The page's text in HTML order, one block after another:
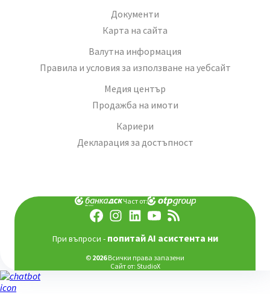
Документи
Карта на сайта
Валутна информация
Правила и условия за използване на уебсайт
Медия център
Продажба на имоти
Кариери
Декларация за достъпност
Част от:
При въпроси - попитай AI асистента ни
© 2026Всички права запазени
Сайт от: StudioX